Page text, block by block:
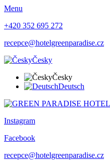
Menu
+420 352 695 272
recepce@hotelgreenparadise.cz
Česky
Česky
Deutsch
Instagram
Facebook
recepce@hotelgreenparadise.cz